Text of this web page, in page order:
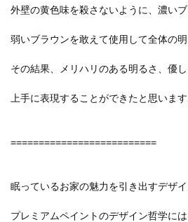
外壁の黄色味を殺さないように、濃い
弱いブラウンを敢えて使用して全体の明
その結果、メリハリのある明るさ、優
上手に表現することができたと思います
==========================
眠っているお家の魅力を引き出すデザイ
プレミアムペイントのデザイン哲学には